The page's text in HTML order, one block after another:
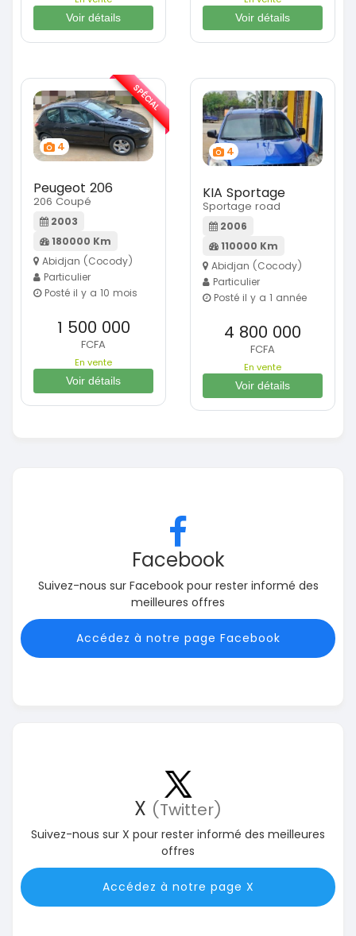
Voir détails
Voir détails
4
Peugeot 206
206 Coupé
2003
180000 Km
Abidjan (Cocody)
Particulier
Posté il y a 10 mois
1 500 000
FCFA
En vente
Voir détails
SPÉCIAL
4
KIA Sportage
Sportage road
2006
110000 Km
Abidjan (Cocody)
Particulier
Posté il y a 1 année
4 800 000
FCFA
En vente
Voir détails
Facebook
Suivez-nous sur Facebook pour rester informé des
meilleures offres
Accédez à notre page Facebook
X (Twitter)
Suivez-nous sur X pour rester informé des meilleures
offres
Accédez à notre page X